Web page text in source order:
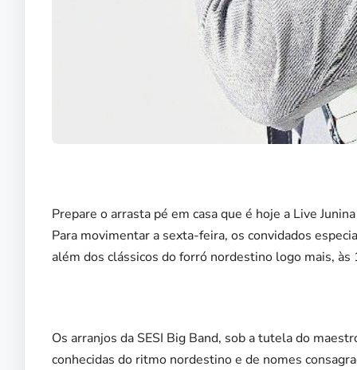
Prepare o arrasta pé em casa que é hoje a Live
Para movimentar a sexta-feira, os convidados
além dos clássicos do forró nordestino logo mais, às
Os arranjos da SESI Big Band, sob a tutela do
conhecidas do ritmo nordestino e de nomes